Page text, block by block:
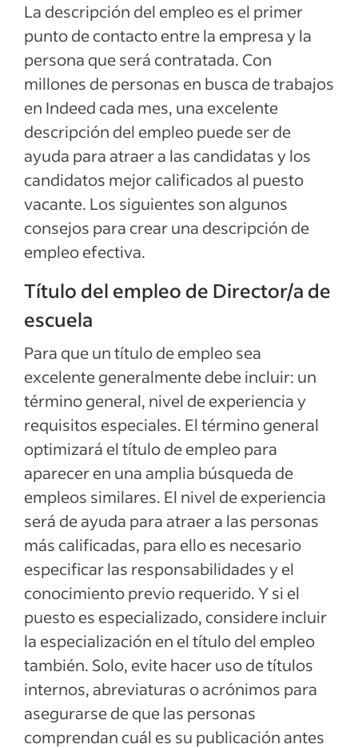
Responsabilidades y deberes de Director/a
de escuela
Calificaciones y habilidades de Director/a
de escuela
Ejemplos de descripciones del empleo
Ver más
La descripción del empleo es el primer
punto de contacto entre la empresa y la
persona que será contratada. Con
millones de personas en busca de trabajos
en Indeed cada mes, una excelente
descripción del empleo puede ser de
ayuda para atraer a las candidatas y los
candidatos mejor calificados al puesto
vacante. Los siguientes son algunos
consejos para crear una descripción de
empleo efectiva.
Título del empleo de Director/a de
escuela
Para que un título de empleo sea
excelente generalmente debe incluir: un
término general, nivel de experiencia y
requisitos especiales. El término general
optimizará el título de empleo para
aparecer en una amplia búsqueda de
empleos similares. El nivel de experiencia
será de ayuda para atraer a las personas
más calificadas, para ello es necesario
especificar las responsabilidades y el
conocimiento previo requerido. Y si el
puesto es especializado, considere incluir
la especialización en el título del empleo
también. Solo, evite hacer uso de títulos
internos, abreviaturas o acrónimos para
asegurarse de que las personas
comprendan cuál es su publicación antes